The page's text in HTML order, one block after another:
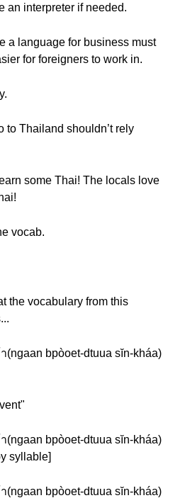
an interpreter if needed.
a language for business must
for foreigners to work in.
to Thailand shouldn’t rely
some Thai! The locals love
vocab.
the vocabulary from this
bpòoet-dtuua sĭn-kháa)
bpòoet-dtuua sĭn-kháa)
syllable]
bpòoet-dtuua sĭn-kháa)